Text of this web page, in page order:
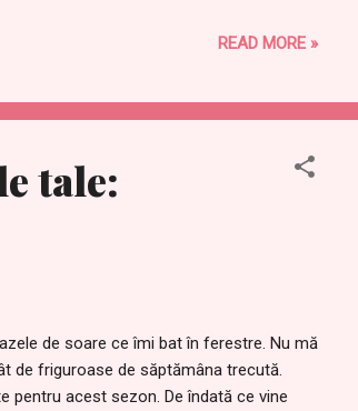
puts a piece of his soul among the
an...
READ MORE »
tale:
de soare ce îmi bat în ferestre. Nu mă
de friguroase de săptămâna trecută.
pentru acest sezon. De îndată ce vine